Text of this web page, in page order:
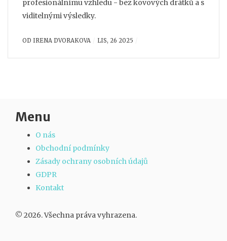
profesionálnímu vzhledu - bez kovových drátků a s
viditelnými výsledky.
OD IRENA DVORAKOVA LIS, 26 2025
Menu
O nás
Obchodní podmínky
Zásady ochrany osobních údajů
GDPR
Kontakt
© 2026. Všechna práva vyhrazena.